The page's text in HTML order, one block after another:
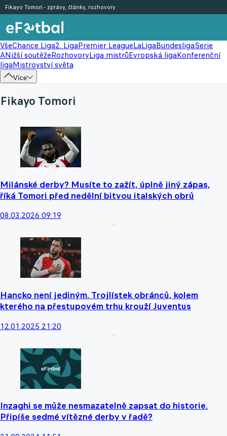
VšeChance Liga2. LigaPremier LeagueLaLigaBundesligaSerie
ANižší soutěžeRozhovoryLiga mistrůEvropská ligaKonferenční
ligaMistrovství světa
Více
Fikayo Tomori - zprávy, články, rozhovory
Fikayo Tomori
Milánské derby? Musíte to zažít, úplně jiný zápas,
říká Tomori před nedělní bitvou italských obrů
08.03.2026 09:19
Hancko není jediným. Trojlístek obránců, kolem
kterého na přestupovém trhu krouží Juventus
12.01.2025 21:20
Inzaghi se může nesmazatelně zapsat do historie.
Připíše sedmé vítězné derby v řadě?